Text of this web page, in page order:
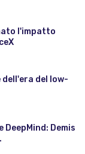
l'impatto
dell'era del low-
Demis